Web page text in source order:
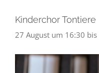
Kinderchor Tontiere
27 August um 16:30 bis